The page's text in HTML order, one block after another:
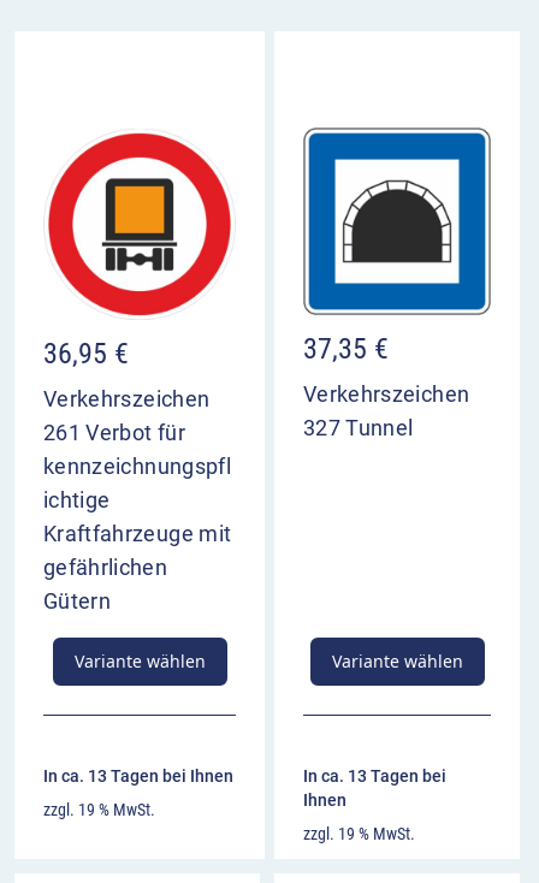
ordnet folgenden Tunnel der Kategorie D zu
Durchfahrtsverbot für Fahrzeuge mit
gefährlichen Gütern, die zu einem großen Brand
oder einem umfangreichen Freiwerden giftiger
Stoffe führen können
Anbringung meist unter dem Bezugszeichen
36,95 €
Verkehrszeichen
261 Verbot für
kennzeichnungspfl
ichtige
Kraftfahrzeuge mit
gefährlichen
Gütern
Variante wählen
In ca. 13 Tagen bei Ihnen
zzgl. 19 % MwSt.
37,35 €
Verkehrszeichen
327 Tunnel
Variante wählen
In ca. 13 Tagen bei
Ihnen
zzgl. 19 % MwSt.